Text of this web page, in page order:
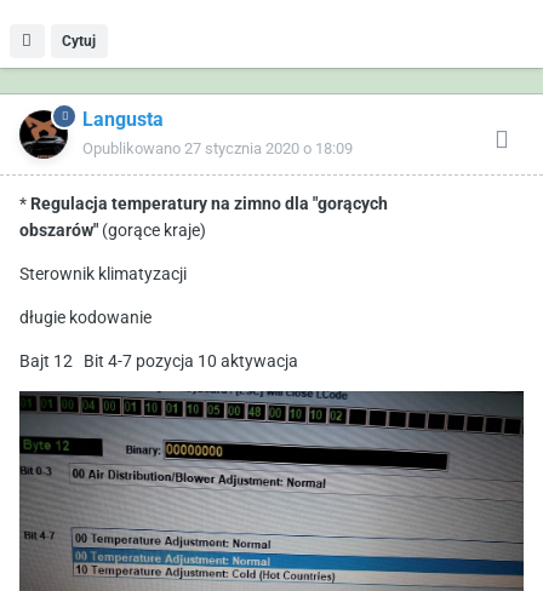
Cytuj
Langusta
Opublikowano 27 stycznia 2020 o 18:09
* Regulacja temperaturyna zimno dla "gorących
obszarów" (gorące kraje)
Sterownik klimatyzacji
długie kodowanie
Bajt 12 Bit 4-7 pozycja 10 aktywacja